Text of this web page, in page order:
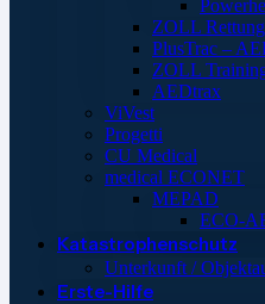
ZOLL
PlusTrac –
ZOLL
AEDtrax
ViVest
Progetti
CU Medical
medical ECONET
MEPAD
ECO-
Katastrophenschutz
Unterkunft /
Erste-Hilfe